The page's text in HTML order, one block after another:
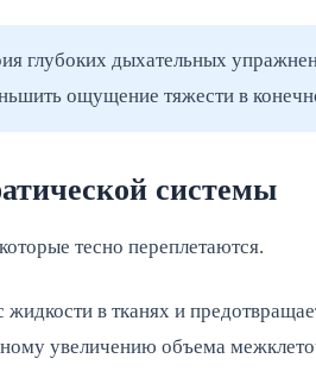
глубоких дыхательных
ощущение тяжести в
системы
тесно переплетаются.
в тканях и
увеличению объема